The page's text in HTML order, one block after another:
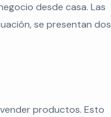
desde casa. Las
se presentan dos
productos. Esto